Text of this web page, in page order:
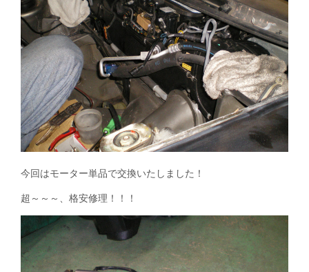
今回はモーター単品で交換いたしました！
超～～～、格安修理！！！